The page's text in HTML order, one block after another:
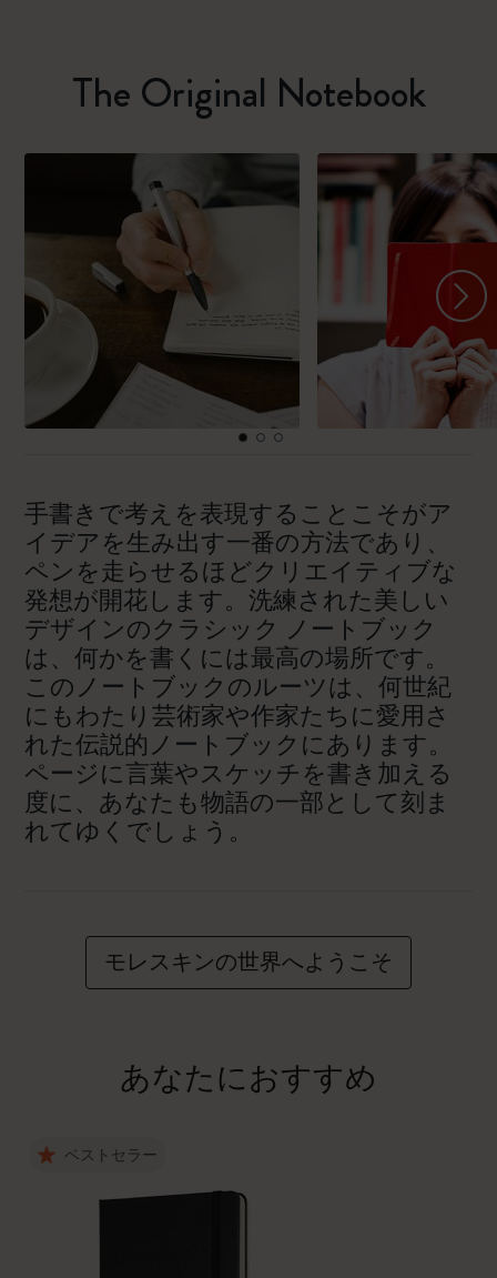
The Original Notebook
手書きで考えを表現することこそがア
イデアを生み出す一番の方法であり、
ペンを走らせるほどクリエイティブな
発想が開花します。洗練された美しい
デザインのクラシック ノートブック
は、何かを書くには最高の場所です。
このノートブックのルーツは、何世紀
にもわたり芸術家や作家たちに愛用さ
れた伝説的ノートブックにあります。
ページに言葉やスケッチを書き加える
度に、あなたも物語の一部として刻ま
れてゆくでしょう。
モレスキンの世界へようこそ
あなたにおすすめ
ベストセラー